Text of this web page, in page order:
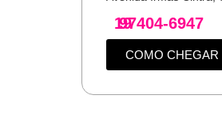
19
97404-6947
COMO CHEGAR